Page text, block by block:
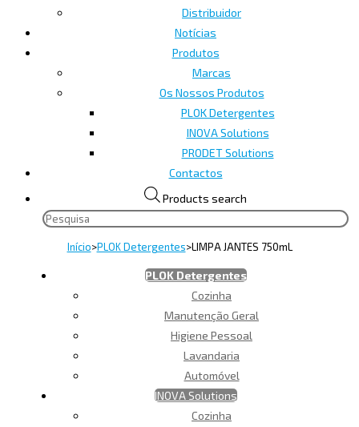
Distribuidor
Notícias
Produtos
Marcas
Os Nossos Produtos
PLOK Detergentes
INOVA Solutions
PRODET Solutions
Contactos
Products search
Início>PLOK Detergentes>LIMPA JANTES 750mL
PLOK Detergentes
Cozinha
Manutenção Geral
Higiene Pessoal
Lavandaria
Automóvel
INOVA Solutions
Cozinha